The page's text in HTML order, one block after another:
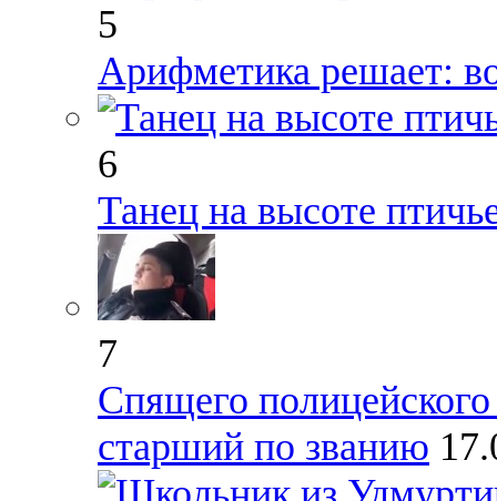
5
Арифметика решает:
6
Танец на высоте
7
Спящего
старший по званию